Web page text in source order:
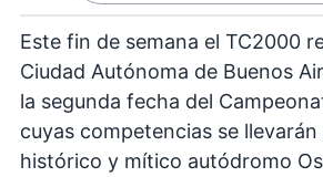
Este fin de semana el TC2000
Ciudad Autónoma de Buenos
la segunda fecha del
cuyas competencias se llevarán
histórico y mítico autódromo